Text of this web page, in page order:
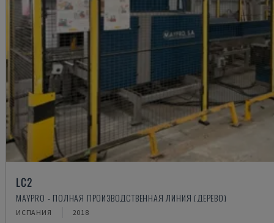
LC2
MAYPRO - ПОЛНАЯ ПРОИЗВОДСТВЕННАЯ ЛИНИЯ (ДЕРЕВО)
ИСПАНИЯ 2018